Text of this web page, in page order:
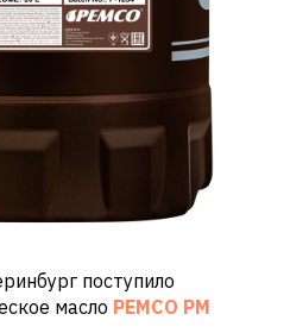
поступило
масло PEMCO PM